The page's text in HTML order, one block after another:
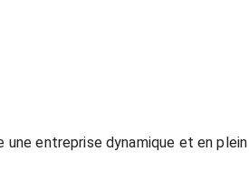
entreprise dynamique et en plein